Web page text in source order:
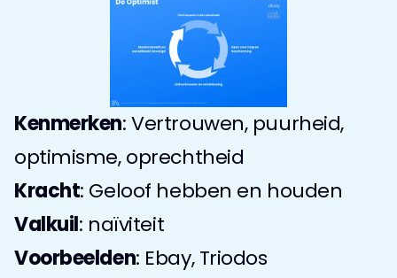
Kenmerken: Vertrouwen, puurheid,
optimisme, oprechtheid
Kracht: Geloof hebben en houden
Valkuil: naïviteit
Voorbeelden: Ebay, Triodos